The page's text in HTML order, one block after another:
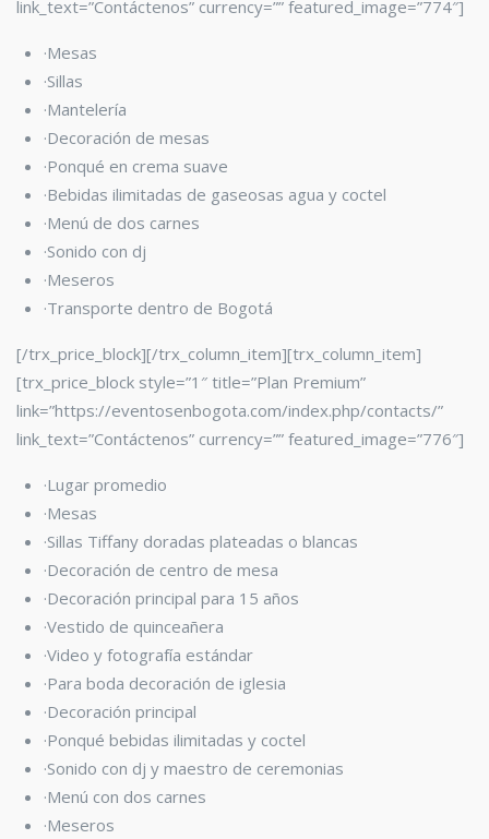
link_text=”Contáctenos” currency=”” featured_image=”774″]
·Mesas
·Sillas
·Mantelería
·Decoración de mesas
·Ponqué en crema suave
·Bebidas ilimitadas de gaseosas agua y coctel
·Menú de dos carnes
·Sonido con dj
·Meseros
·Transporte dentro de Bogotá
[/trx_price_block][/trx_column_item][trx_column_item]
[trx_price_block style=”1″ title=”Plan Premium”
link=”https://eventosenbogota.com/index.php/contacts/”
link_text=”Contáctenos” currency=”” featured_image=”776″]
·Lugar promedio
·Mesas
·Sillas Tiffany doradas plateadas o blancas
·Decoración de centro de mesa
·Decoración principal para 15 años
·Vestido de quinceañera
·Video y fotografía estándar
·Para boda decoración de iglesia
·Decoración principal
·Ponqué bebidas ilimitadas y coctel
·Sonido con dj y maestro de ceremonias
·Menú con dos carnes
·Meseros